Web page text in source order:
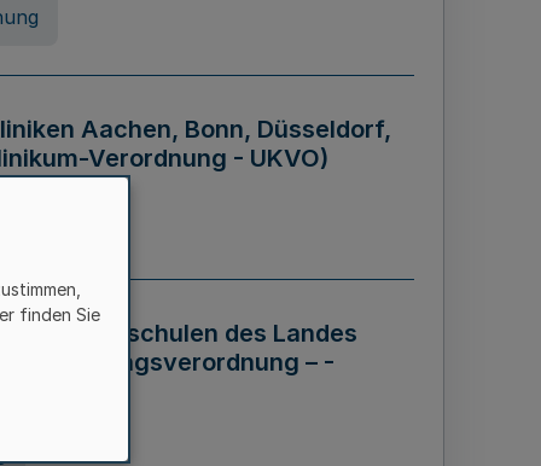
Aachen, Bonn, Düsseldorf,
Verordnung - UKVO)
der Hochschulen des Landes
– -
finden Sie